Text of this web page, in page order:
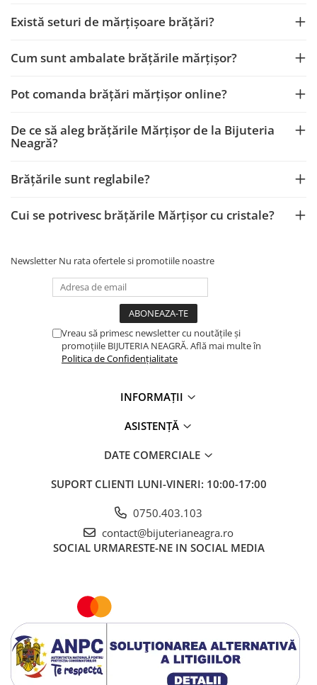
Există seturi de mărțișoare brățări?
Cum sunt ambalate brățările mărțișor?
Pot comanda brățări mărțișor online?
De ce să aleg brățările Mărțișor de la Bijuteria
Neagră?
Brățările sunt reglabile?
Cui se potrivesc brățările Mărțișor cu cristale?
Newsletter Nu rata ofertele si promotiile noastre
Vreau să primesc newsletter cu noutățile și
promoțiile BIJUTERIA NEAGRĂ. Află mai multe în
Politica de Confidențialitate
INFORMAȚII
ASISTENȚĂ
DATE COMERCIALE
SUPORT CLIENTI LUNI-VINERI: 10:00-17:00
0750.403.103
contact@bijuterianeagra.ro
SOCIAL URMARESTE-NE IN SOCIAL MEDIA